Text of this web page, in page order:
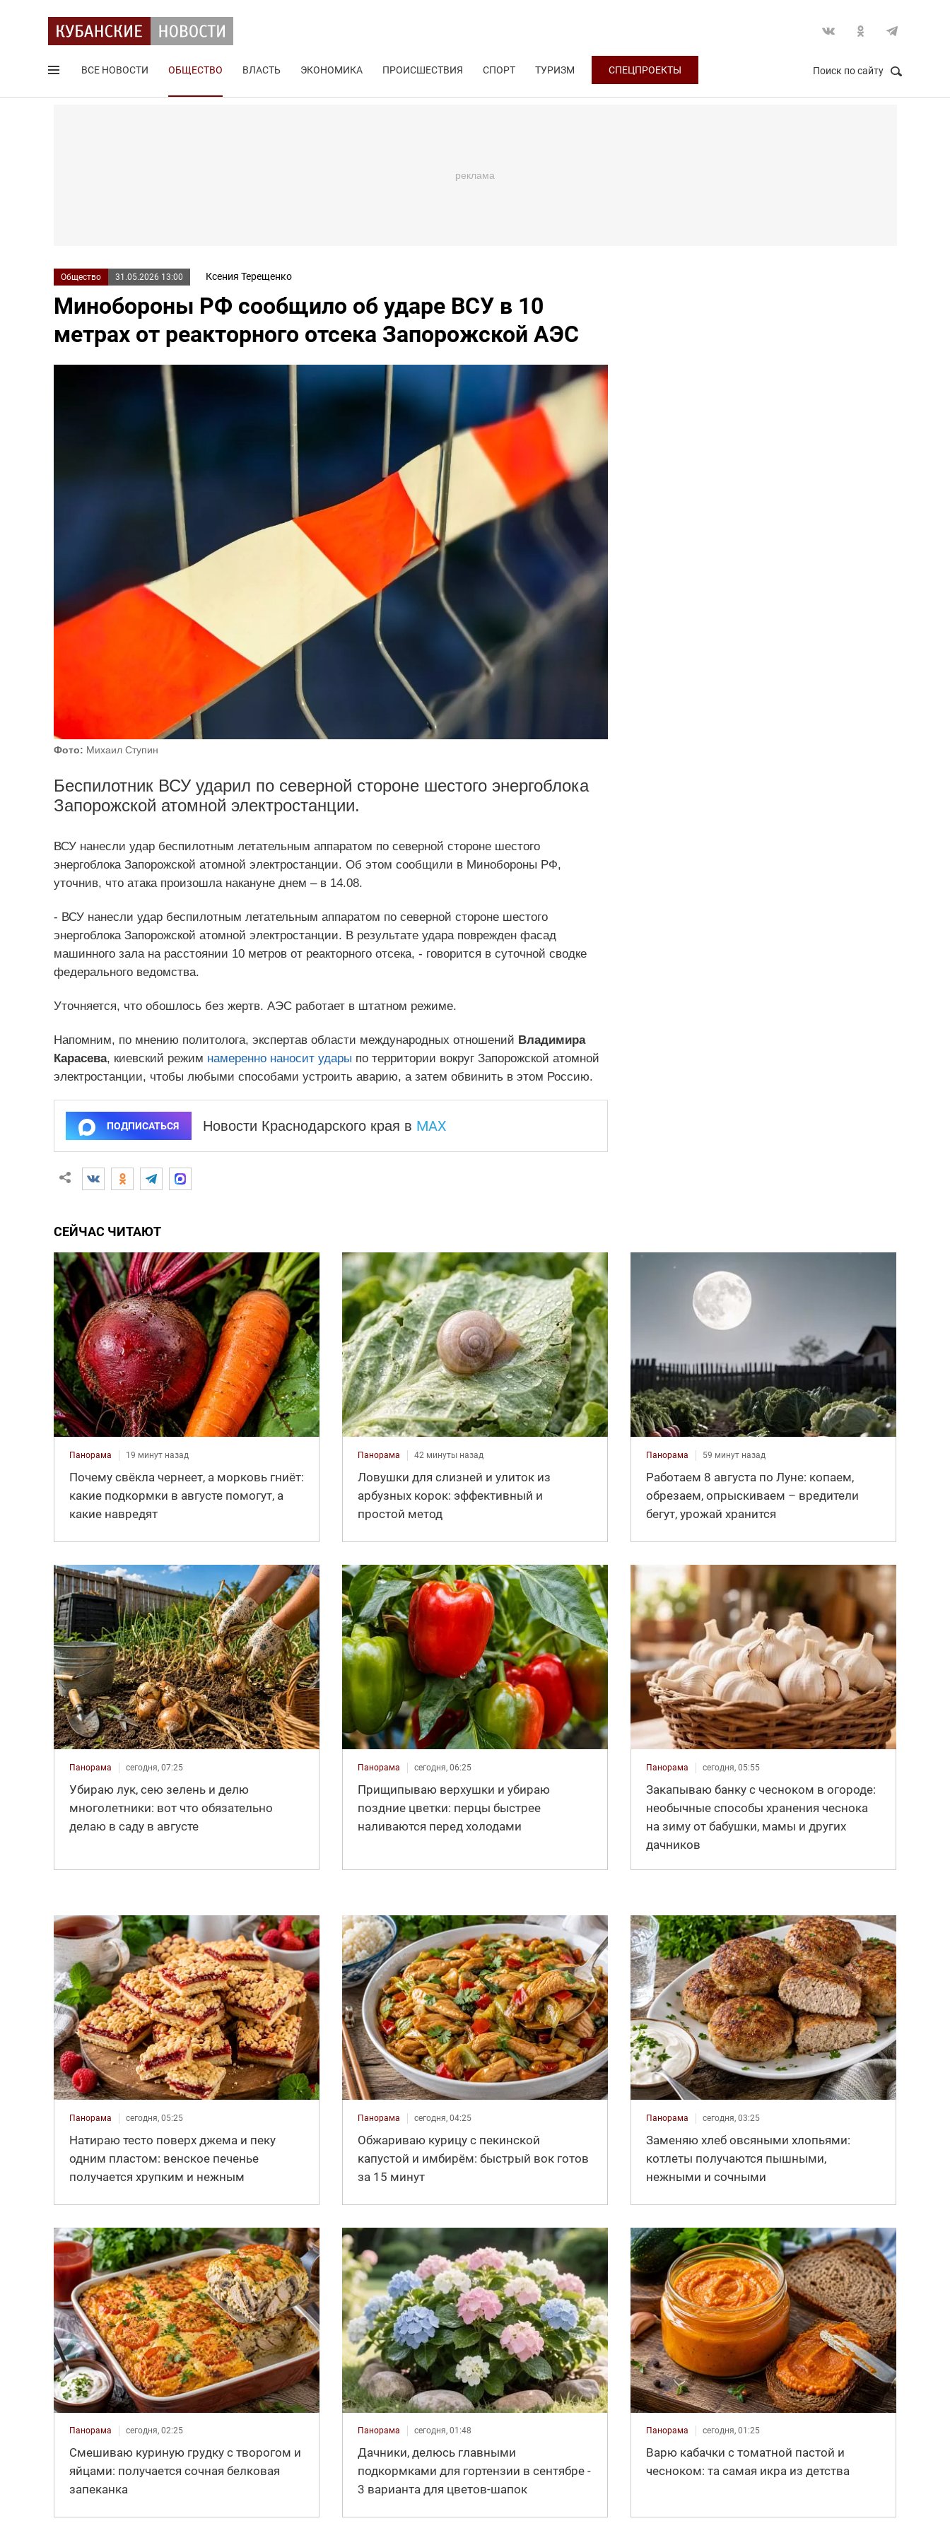
ВСЕ НОВОСТИ ОБЩЕСТВО ВЛАСТЬ ЭКОНОМИКА ПРОИСШЕСТВИЯ СПОРТ ТУРИЗМ СПЕЦПРОЕКТЫ Поиск по сайту
Общество 31.05.2026 13:00 Ксения Терещенко
Минобороны РФ сообщило об ударе ВСУ в 10
метрах от реакторного отсека Запорожской АЭС
Фото: Михаил Ступин
Беспилотник ВСУ ударил по северной стороне шестого энергоблока
Запорожской атомной электростанции.
ВСУ нанесли удар беспилотным летательным аппаратом по северной стороне шестого
энергоблока Запорожской атомной электростанции. Об этом сообщили в Минобороны РФ,
уточнив, что атака произошла накануне днем – в 14.08.
- ВСУ нанесли удар беспилотным летательным аппаратом по северной стороне шестого
энергоблока Запорожской атомной электростанции. В результате удара поврежден фасад
машинного зала на расстоянии 10 метров от реакторного отсека, - говорится в суточной сводке
федерального ведомства.
Уточняется, что обошлось без жертв. АЭС работает в штатном режиме.
Напомним, по мнению политолога, экспертав области международных отношений Владимира
Карасева, киевский режим намеренно наносит удары по территории вокруг Запорожской атомной
электростанции, чтобы любыми способами устроить аварию, а затем обвинить в этом Россию.
ПОДПИСАТЬСЯ Новости Краснодарского края в MAX
СЕЙЧАС ЧИТАЮТ
Панорама 19 минут назад
Почему свёкла чернеет, а морковь гниёт:
какие подкормки в августе помогут, а
какие навредят
Панорама 42 минуты назад
Ловушки для слизней и улиток из
арбузных корок: эффективный и
простой метод
Панорама 59 минут назад
Работаем 8 августа по Луне: копаем,
обрезаем, опрыскиваем – вредители
бегут, урожай хранится
Панорама сегодня, 07:25
Убираю лук, сею зелень и делю
многолетники: вот что обязательно
делаю в саду в августе
Панорама сегодня, 06:25
Прищипываю верхушки и убираю
поздние цветки: перцы быстрее
наливаются перед холодами
Панорама сегодня, 05:55
Закапываю банку с чесноком в огороде:
необычные способы хранения чеснока
на зиму от бабушки, мамы и других
дачников
Панорама сегодня, 05:25
Натираю тесто поверх джема и пеку
одним пластом: венское печенье
получается хрупким и нежным
Панорама сегодня, 04:25
Обжариваю курицу с пекинской
капустой и имбирём: быстрый вок готов
за 15 минут
Панорама сегодня, 03:25
Заменяю хлеб овсяными хлопьями:
котлеты получаются пышными,
нежными и сочными
Панорама сегодня, 02:25
Смешиваю куриную грудку с творогом и
яйцами: получается сочная белковая
запеканка
Панорама сегодня, 01:48
Дачники, делюсь главными
подкормками для гортензии в сентябре -
3 варианта для цветов-шапок
Панорама сегодня, 01:25
Варю кабачки с томатной пастой и
чесноком: та самая икра из детства